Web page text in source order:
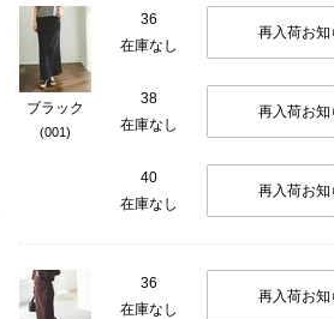
ブラック
(001)
36
在庫なし
再入荷お知
38
在庫なし
再入荷お知
40
在庫なし
再入荷お知
36
在庫なし
再入荷お知